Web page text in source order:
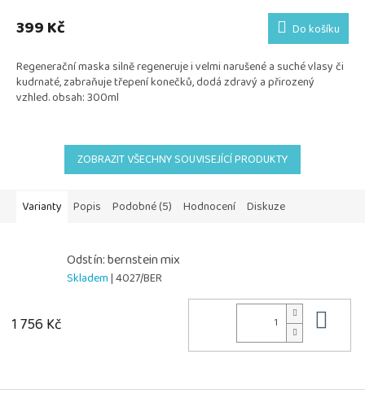
399 Kč Do košíku
Regenerační maska silně regeneruje i velmi narušené a suché vlasy či
kudrnaté, zabraňuje třepení konečků, dodá zdravý a přirozený
vzhled. obsah: 300ml
ZOBRAZIT VŠECHNY SOUVISEJÍCÍ PRODUKTY
Varianty Popis Podobné (5) Hodnocení Diskuze
Odstín: bernstein mix
Skladem| 4027/BER
1 756 Kč
Z